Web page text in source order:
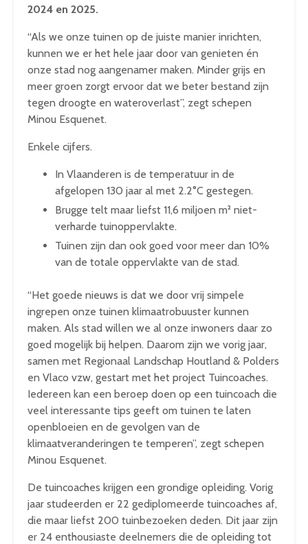
2024 en 2025.
“Als we onze tuinen op de juiste manier inrichten,
kunnen we er het hele jaar door van genieten én
onze stad nog aangenamer maken. Minder grijs en
meer groen zorgt ervoor dat we beter bestand zijn
tegen droogte en wateroverlast”, zegt schepen
Minou Esquenet.
Enkele cijfers.
In Vlaanderen is de temperatuur in de
afgelopen 130 jaar al met 2.2°C gestegen.
Brugge telt maar liefst 11,6 miljoen m² niet-
verharde tuinoppervlakte.
Tuinen zijn dan ook goed voor meer dan 10%
van de totale oppervlakte van de stad.
“Het goede nieuws is dat we door vrij simpele
ingrepen onze tuinen klimaatrobuuster kunnen
maken. Als stad willen we al onze inwoners daar zo
goed mogelijk bij helpen. Daarom zijn we vorig jaar,
samen met Regionaal Landschap Houtland & Polders
en Vlaco vzw, gestart met het project Tuincoaches.
Iedereen kan een beroep doen op een tuincoach die
veel interessante tips geeft om tuinen te laten
openbloeien en de gevolgen van de
klimaatveranderingen te temperen”, zegt schepen
Minou Esquenet.
De tuincoaches krijgen een grondige opleiding. Vorig
jaar studeerden er 22 gediplomeerde tuincoaches af,
die maar liefst 200 tuinbezoeken deden. Dit jaar zijn
er 24 enthousiaste deelnemers die de opleiding tot